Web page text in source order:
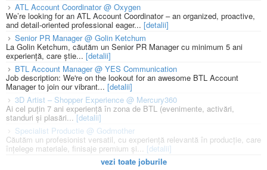
ATL Account Coordinator @ Oxygen
We’re looking for an ATL Account Coordinator – an organized, proactive,
and detail-oriented professional eager... [detalii]
Senior PR Manager @ Golin Ketchum
La Golin Ketchum, căutăm un Senior PR Manager cu minimum 5 ani
experiență, care știe... [detalii]
BTL Account Manager @ YES Communication
Job description: We're on the lookout for an awesome BTL Account
Manager to join our vibrant... [detalii]
3D Artist – Shopper Experience @ Mercury360
Ai cel puțin 7 ani experiență în zona de BTL (evenimente, activări,
standuri și plasări... [detalii]
Specialist Productie @ Godmother
Căutăm un profesionist versatil, cu experiență relevantă în producție, care
înțelege materiale, finisaje premium și... [detalii]
vezi toate joburile